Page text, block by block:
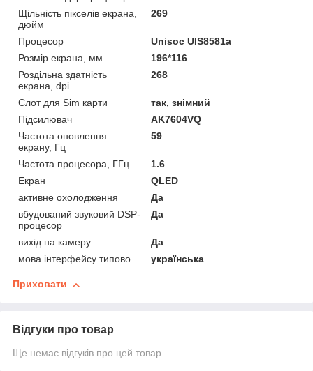
Щільність пікселів екрана,
дюйм
269
Процесор
Unisoc UIS8581a
Розмір екрана, мм
196*116
Роздільна здатність
екрана, dpi
268
Слот для Sim карти
так, знімний
Підсилювач
AK7604VQ
Частота оновлення
екрану, Гц
59
Частота процесора, ГГц
1.6
Екран
QLED
активне охолодження
Да
вбудований звуковий DSP-
процесор
Да
вихід на камеру
Да
мова інтерфейсу типово
українська
Приховати
Відгуки про товар
Ще немає відгуків про цей товар